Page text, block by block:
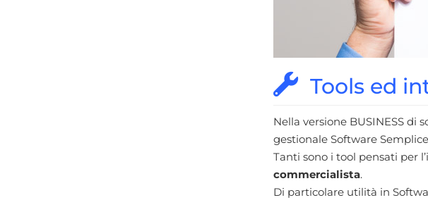
Tools ed
Nella versione BUSINESS
gestionale Software
Tanti sono i tool pensati per
commercialista.
Di particolare utilità in